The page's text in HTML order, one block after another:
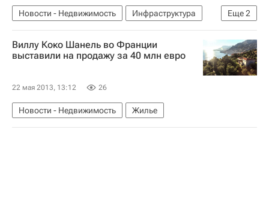
Еще2
Новости - Недвижимость
Инфраструктура
Московская область (Подмосковье)
Россия
Виллу Коко Шанель во Франции
выставили на продажу за 40 млн евро
22 мая 2013, 13:12 26
Новости - Недвижимость Жилье